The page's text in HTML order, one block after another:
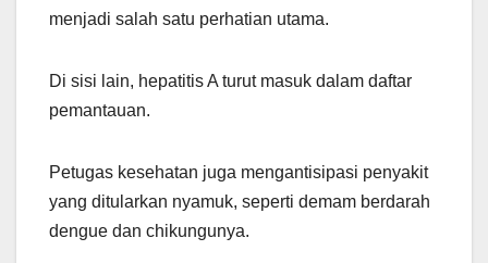
menjadi salah satu perhatian utama.
Di sisi lain, hepatitis A turut masuk dalam daftar
pemantauan.
Petugas kesehatan juga mengantisipasi penyakit
yang ditularkan nyamuk, seperti demam berdarah
dengue dan chikungunya.